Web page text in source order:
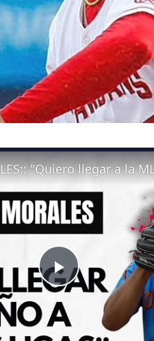
Play
Video
"Quiero llegar a la